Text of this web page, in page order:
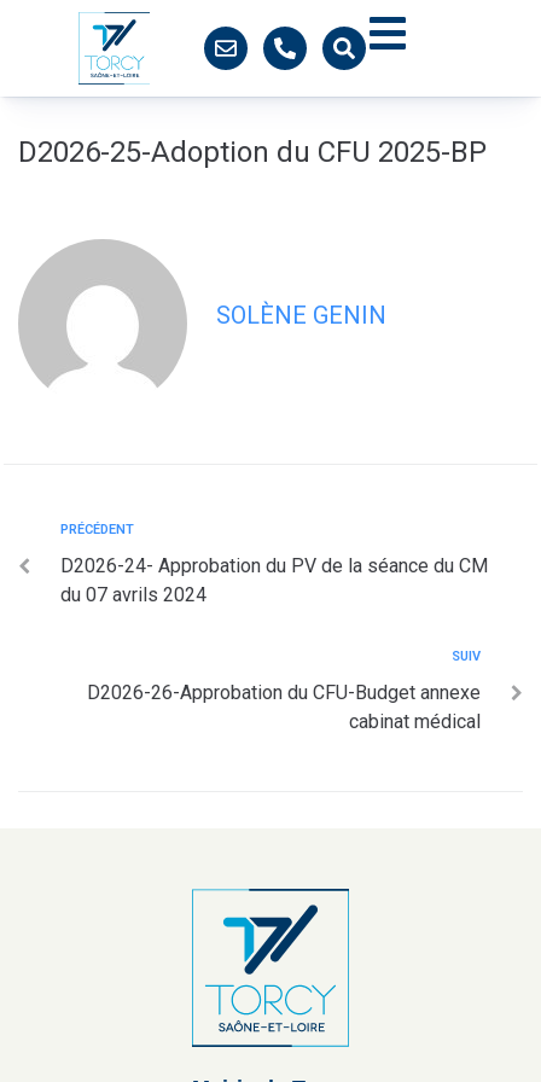
D2026-25-Adoption du CFU 2025-BP
SOLÈNE GENIN
PRÉCÉDENT
D2026-24- Approbation du PV de la séance du CM
du 07 avrils 2024
SUIV
D2026-26-Approbation du CFU-Budget annexe
cabinat médical